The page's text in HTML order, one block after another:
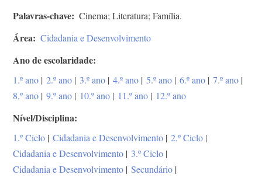
Palavras-chave Cinema; Literatura; Família.
Área Cidadania e Desenvolvimento
Ano de escolaridade
1.º ano | 2.º ano | 3.º ano | 4.º ano | 5.º ano | 6.º ano | 7.º ano |
8.º ano | 9.º ano | 10.º ano | 11.º ano | 12.º ano
Nível/Disciplina
1.º Ciclo | Cidadania e Desenvolvimento | 2.º Ciclo |
Cidadania e Desenvolvimento | 3.º Ciclo |
Cidadania e Desenvolvimento | Secundário |